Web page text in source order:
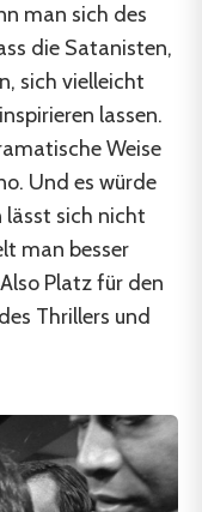
man sich des
die Satanisten,
sich vielleicht
lassen.
Weise
Und es würde
lässt sich nicht
man besser
Platz für den
Thrillers und